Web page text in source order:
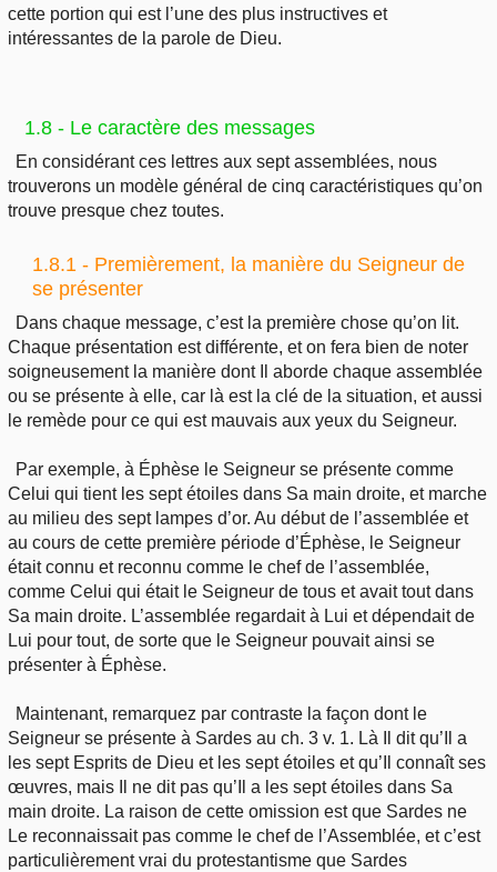
cette portion qui est l’une des plus instructives et
intéressantes de la parole de Dieu.
1.8 - Le caractère des messages
En considérant ces lettres aux sept assemblées, nous
trouverons un modèle général de cinq caractéristiques qu’on
trouve presque chez toutes.
1.8.1 - Premièrement, la manière du Seigneur de
se présenter
Dans chaque message, c’est la première chose qu’on lit.
Chaque présentation est différente, et on fera bien de noter
soigneusement la manière dont Il aborde chaque assemblée
ou se présente à elle, car là est la clé de la situation, et aussi
le remède pour ce qui est mauvais aux yeux du Seigneur.
Par exemple, à Éphèse le Seigneur se présente comme
Celui qui tient les sept étoiles dans Sa main droite, et marche
au milieu des sept lampes d’or. Au début de l’assemblée et
au cours de cette première période d’Éphèse, le Seigneur
était connu et reconnu comme le chef de l’assemblée,
comme Celui qui était le Seigneur de tous et avait tout dans
Sa main droite. L’assemblée regardait à Lui et dépendait de
Lui pour tout, de sorte que le Seigneur pouvait ainsi se
présenter à Éphèse.
Maintenant, remarquez par contraste la façon dont le
Seigneur se présente à Sardes au ch. 3 v. 1. Là Il dit qu’Il a
les sept Esprits de Dieu et les sept étoiles et qu’Il connaît ses
œuvres, mais Il ne dit pas qu’Il a les sept étoiles dans Sa
main droite. La raison de cette omission est que Sardes ne
Le reconnaissait pas comme le chef de l’Assemblée, et c’est
particulièrement vrai du protestantisme que Sardes